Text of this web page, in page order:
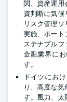
関、資産運用
資判断に気
リスク管理
実施、ポート
ステナブルフ
金融業界に
す。
ドイツにお
り、高度な
す。風力、太